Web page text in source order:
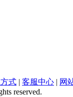
式 | 客服中心 | 网
reserved.